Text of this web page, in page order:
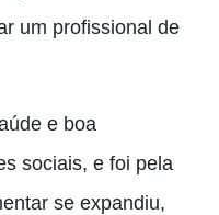
um profissional de
e boa
sociais, e foi pela
se expandiu,